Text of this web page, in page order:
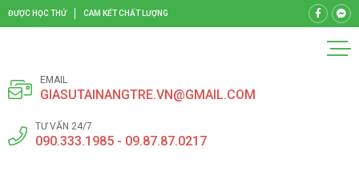
ĐƯỢC HỌC THỬ CAM KẾT CHẤT LƯỢNG
EMAIL
GIASUTAINANGTRE.VN@GMAIL.COM
TƯ VẤN 24/7
090.333.1985 - 09.87.87.0217